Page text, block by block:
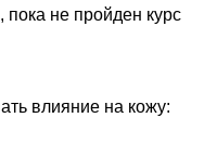
пока не пройден курс
влияние на кожу: